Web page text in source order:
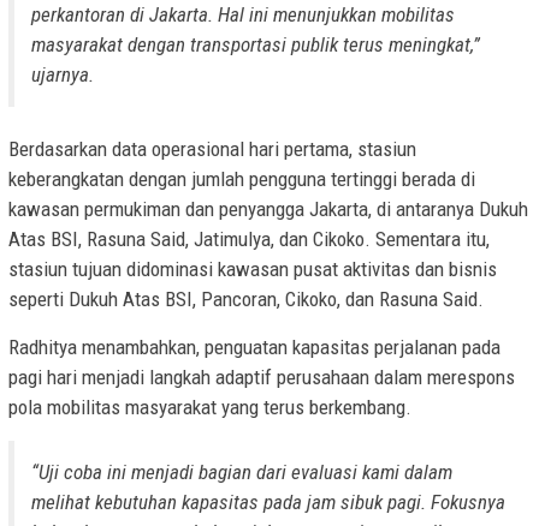
perkantoran di Jakarta. Hal ini menunjukkan mobilitas
masyarakat dengan transportasi publik terus meningkat,”
ujarnya.
Berdasarkan data operasional hari pertama, stasiun
keberangkatan dengan jumlah pengguna tertinggi berada di
kawasan permukiman dan penyangga Jakarta, di antaranya Dukuh
Atas BSI, Rasuna Said, Jatimulya, dan Cikoko. Sementara itu,
stasiun tujuan didominasi kawasan pusat aktivitas dan bisnis
seperti Dukuh Atas BSI, Pancoran, Cikoko, dan Rasuna Said.
Radhitya menambahkan, penguatan kapasitas perjalanan pada
pagi hari menjadi langkah adaptif perusahaan dalam merespons
pola mobilitas masyarakat yang terus berkembang.
“Uji coba ini menjadi bagian dari evaluasi kami dalam
melihat kebutuhan kapasitas pada jam sibuk pagi. Fokusnya